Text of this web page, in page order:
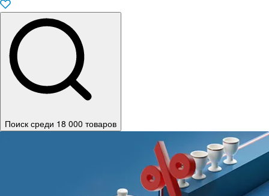
Поиск среди 18 000 товаров